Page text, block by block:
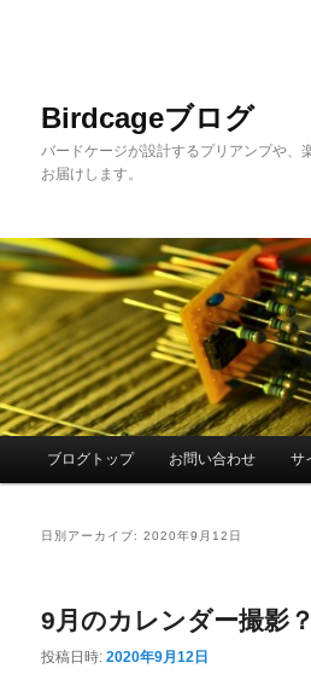
へ
移
動
移
動
Birdcageブログ
バードケージが設計するプリアンプや、
お届けします。
イ
ブログトップ お問い合わせ サ
日別アーカイブ:2020年9月12日
9月のカレンダー撮影？
投稿日時:2020年9月12日